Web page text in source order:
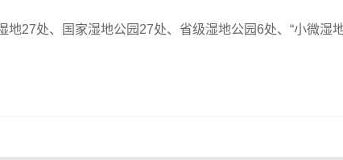
27处、国家湿地公园27处、省级湿地公园6处、“小微湿地